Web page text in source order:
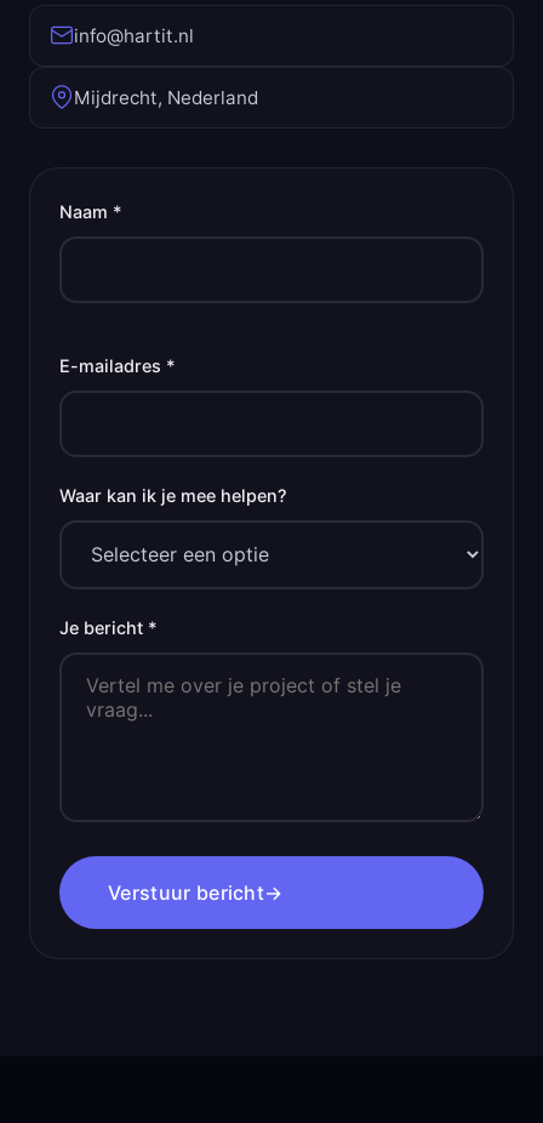
info@hartit.nl
Mijdrecht, Nederland
Naam *
E-mailadres *
Waar kan ik je mee helpen?
Je bericht *
Verstuur bericht→